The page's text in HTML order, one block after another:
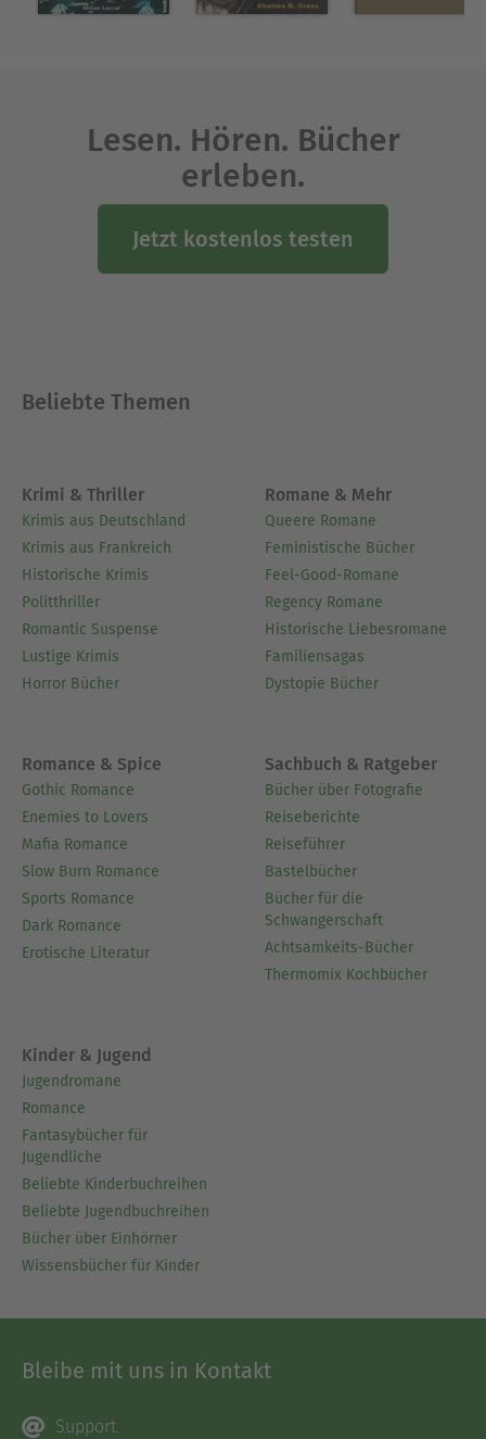
Lesen. Hören. Bücher
erleben.
Jetzt kostenlos testen
Beliebte Themen
Krimi & Thriller
Krimis aus Deutschland
Krimis aus Frankreich
Historische Krimis
Politthriller
Romantic Suspense
Lustige Krimis
Horror Bücher
Romane & Mehr
Queere Romane
Feministische Bücher
Feel-Good-Romane
Regency Romane
Historische Liebesromane
Familiensagas
Dystopie Bücher
Romance & Spice
Gothic Romance
Enemies to Lovers
Mafia Romance
Slow Burn Romance
Sports Romance
Dark Romance
Erotische Literatur
Sachbuch & Ratgeber
Bücher über Fotografie
Reiseberichte
Reiseführer
Bastelbücher
Bücher für die
Schwangerschaft
Achtsamkeits-Bücher
Thermomix Kochbücher
Kinder & Jugend
Jugendromane
Romance
Fantasybücher für
Jugendliche
Beliebte Kinderbuchreihen
Beliebte Jugendbuchreihen
Bücher über Einhörner
Wissensbücher für Kinder
Bleibe mit uns in Kontakt
Support